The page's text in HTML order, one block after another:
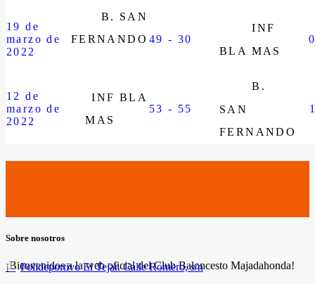
19 de
marzo de
2022
B. SAN
FERNANDO 49 - 30
INF
BLA MAS
12 de
marzo de
2022
INF BLA
MAS
53 - 55
B.
SAN
FERNANDO
Sobre nosotros
¡Bienvenidos a la web oficial del Club Baloncesto Majadahonda!
Polideportivo El Tejar. Calle Romero, s/n